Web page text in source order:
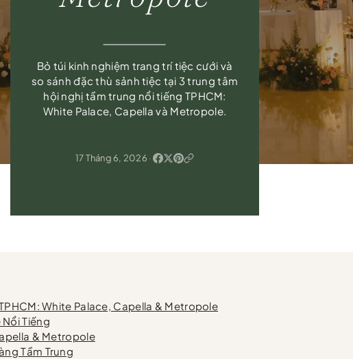
Bỏ túi kinh nghiệm trang trí tiệc cưới và
so sánh đặc thù sảnh tiệc tại 3 trung tâm
hội nghị tầm trung nổi tiếng TPHCM:
White Palace, Capella và Metropole.
17 Tháng 6, 2026 ·
White Palace, Capella & Metropole
Tiếng
& Metropole
Tầm Trung